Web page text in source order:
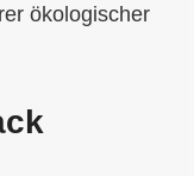
ökologischer